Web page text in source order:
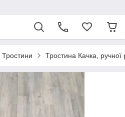
Тростини Тростина Качка,